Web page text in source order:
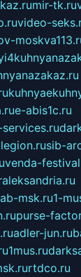
mir-tk.ru
video-
e-abis1c.ru
sib-
venda-
msk.ru1-
purse-
adler-jun.ru
1mus.ru
rtdco.ru